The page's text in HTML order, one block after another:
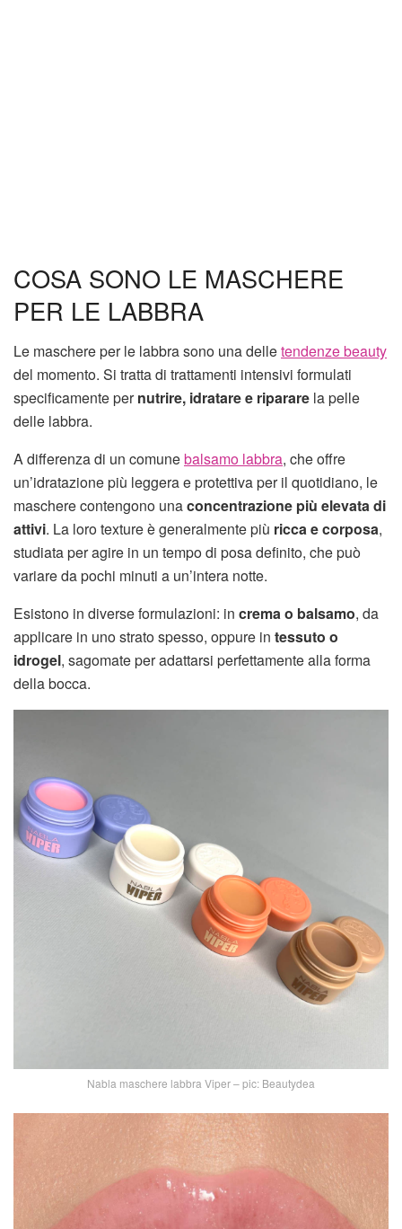
COSA SONO LE MASCHERE
PER LE LABBRA
Le maschere per le labbra sono una delletendenze beauty
del momento. Si tratta di trattamenti intensivi formulati
specificamente pernutrire, idratare e riparare la pelle
delle labbra.
A differenza di un comunebalsamo labbra, che offre
un’idratazione più leggera e protettiva per il quotidiano, le
maschere contengono unaconcentrazione più elevata di
attivi. La loro texture è generalmente più ricca e corposa,
studiata per agire in un tempo di posa definito, che può
variare da pochi minuti a un’intera notte.
Esistono in diverse formulazioni: in crema o balsamo, da
applicare in uno strato spesso, oppure in tessuto o
idrogel, sagomate per adattarsi perfettamente alla forma
della bocca.
Nabla maschere labbra Viper – pic: Beautydea